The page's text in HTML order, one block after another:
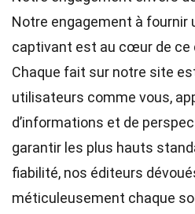
Notre engagement à fournir
captivant est au cœur de ce
Chaque fait sur notre site
utilisateurs comme vous,
d’informations et de
garantir les plus hauts
fiabilité, nos éditeurs
méticuleusement chaque